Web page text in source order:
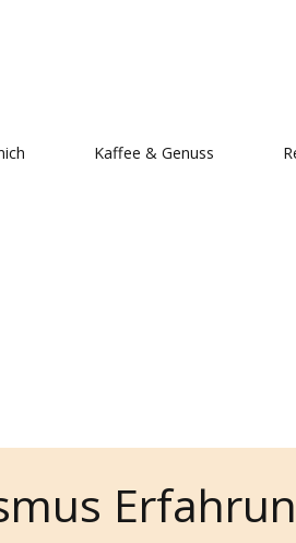
Kaffee & Genuss